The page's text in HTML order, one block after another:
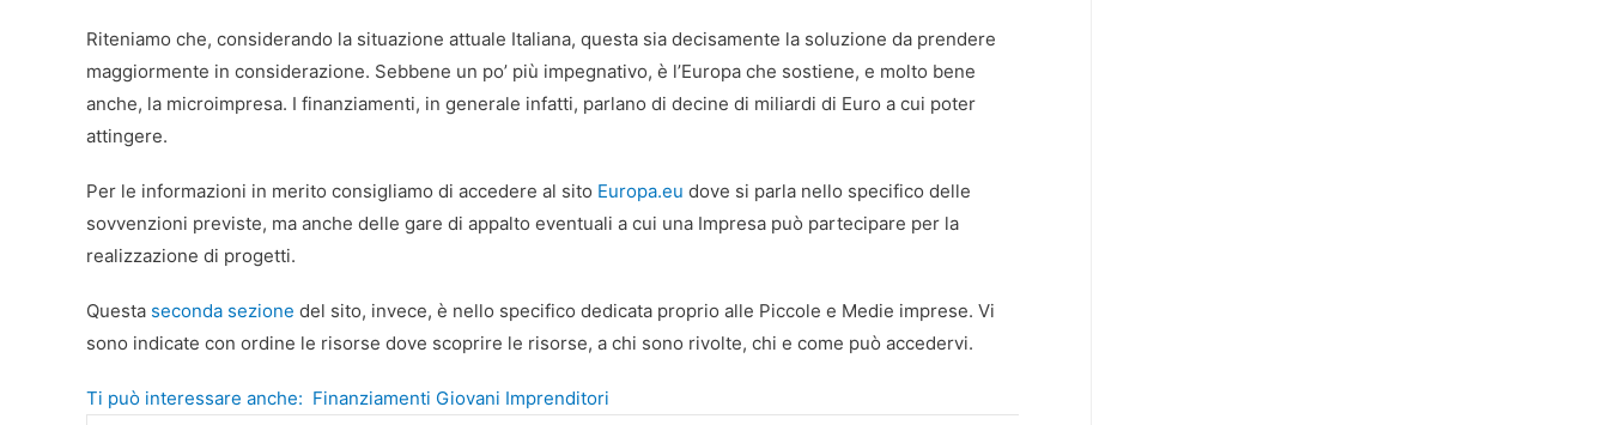
Riteniamo che, considerando la situazione attuale Italiana, questa sia decisamente la soluzione da prendere
maggiormente in considerazione. Sebbene un po’ più impegnativo, è l’Europa che sostiene, e molto bene
anche, la microimpresa. I finanziamenti, in generale infatti, parlano di decine di miliardi di Euro a cui poter
attingere.
Per le informazioni in merito consigliamo di accedere al sito Europa.eu dove si parla nello specifico delle
sovvenzioni previste, ma anche delle gare di appalto eventuali a cui una Impresa può partecipare per la
realizzazione di progetti.
Questa seconda sezione del sito, invece, è nello specifico dedicata proprio alle Piccole e Medie imprese. Vi
sono indicate con ordine le risorse dove scoprire le risorse, a chi sono rivolte, chi e come può accedervi.
Ti può interessare anche: Finanziamenti Giovani Imprenditori